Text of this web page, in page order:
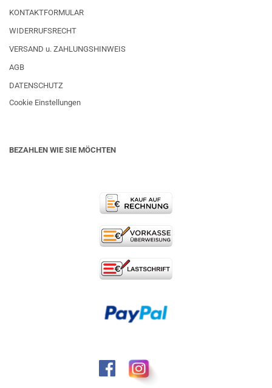
KONTAKTFORMULAR
WIDERRUFSRECHT
VERSAND u. ZAHLUNGSHINWEIS
AGB
DATENSCHUTZ
Cookie Einstellungen
BEZAHLEN WIE SIE MÖCHTEN